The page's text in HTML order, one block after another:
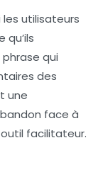
utilisateurs
qui
des
une
face à
facilitateur.